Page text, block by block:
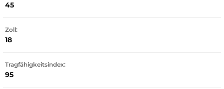
45
Zoll:
18
Tragfähigkeitsindex:
95